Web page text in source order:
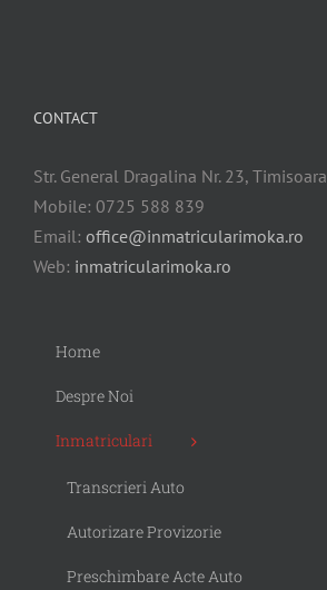
CONTACT
Str. General Dragalina Nr. 23, Timisoara
Mobile: 0725 588 839
Email: office@inmatricularimoka.ro
Web: inmatricularimoka.ro
Home
Despre Noi
Inmatriculari
Transcrieri Auto
Autorizare Provizorie
Preschimbare Acte Auto